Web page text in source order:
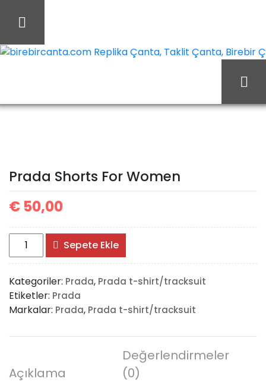
Prada Shorts For Women
€ 50,00
Prada
Shorts
For
Women
adet
Sepete Ekle
Kategoriler: Prada, Prada t-shirt/tracksuit
Etiketler: Prada
Markalar: Prada, Prada t-shirt/tracksuit
Açıklama
Değerlendirmeler
(0)